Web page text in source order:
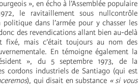
», en écho à l’Assemblée populaire
le ravitaillement sous nullcontrôle
dans l’armée pour y chasser les
des revendications allant bien au-delà
fixé, mais c’était toujours au nom des
En témoigne également la
», du 5 septembre 1973, de la
cordons industriels de Santiago (qui est
), qui disait en substance « si vous